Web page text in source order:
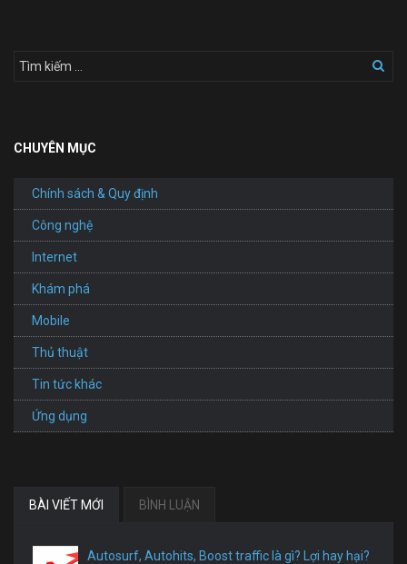
CHUYÊN MỤC
Chính sách & Quy định
Công nghệ
Internet
Khám phá
Mobile
Thủ thuật
Tin tức khác
Ứng dụng
BÀI VIẾT MỚI BÌNH LUẬN
Autosurf, Autohits, Boost traffic là gì? Lợi hay hại?